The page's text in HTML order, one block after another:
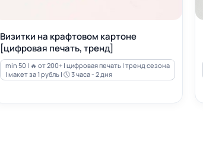
Визитки на крафтовом картоне
[цифровая печать, тренд]
min 50 | 🔥 от 200+ | цифровая печать | тренд сезона
| макет за 1 рубль | 🕔 3 часа - 2 дня